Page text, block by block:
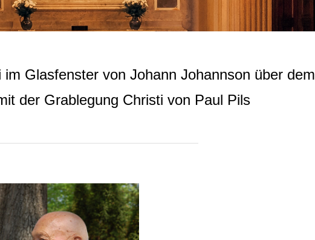
Glasfenster von Johann Johannson über dem
der Grablegung Christi von Paul Pils